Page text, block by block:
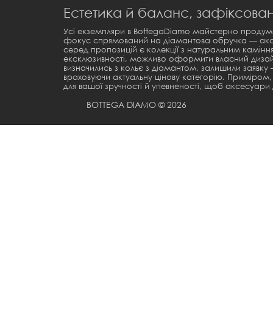
Естетика й баланс,
Усі екземпляри в BottegaDiamo майстерно
фокус спрямований на діамантова обручка —
серед пропозицій є колекції з натуральним
ексклюзивності, можливо оформити власний
визначились з кольє з діамантом, залишили
враховуючи актуальну цінову категорію.
для вашої зручності й упевненості, щоб
BOTTEGA DIAMO © 2026